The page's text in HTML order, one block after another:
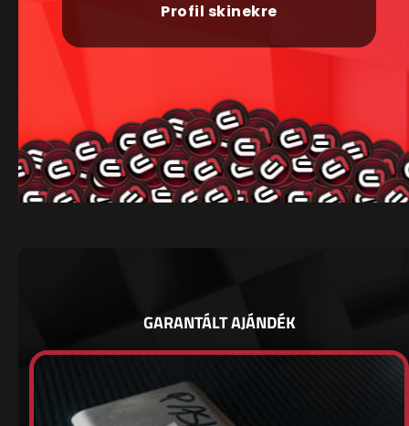
Profil skinekre
GARANTÁLT AJÁNDÉK